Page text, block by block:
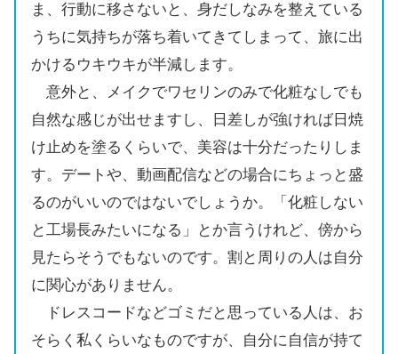
ま、行動に移さないと、身だしなみを整えている
うちに気持ちが落ち着いてきてしまって、旅に出
かけるウキウキが半減します。
意外と、メイクでワセリンのみで化粧なしでも
自然な感じが出せますし、日差しが強ければ日焼
け止めを塗るくらいで、美容は十分だったりしま
す。デートや、動画配信などの場合にちょっと盛
るのがいいのではないでしょうか。「化粧しない
と工場長みたいになる」とか言うけれど、傍から
見たらそうでもないのです。割と周りの人は自分
に関心がありません。
ドレスコードなどゴミだと思っている人は、お
そらく私くらいなものですが、自分に自信が持て